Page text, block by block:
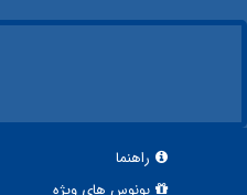
راهنما